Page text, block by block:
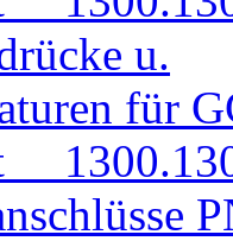
u.
für